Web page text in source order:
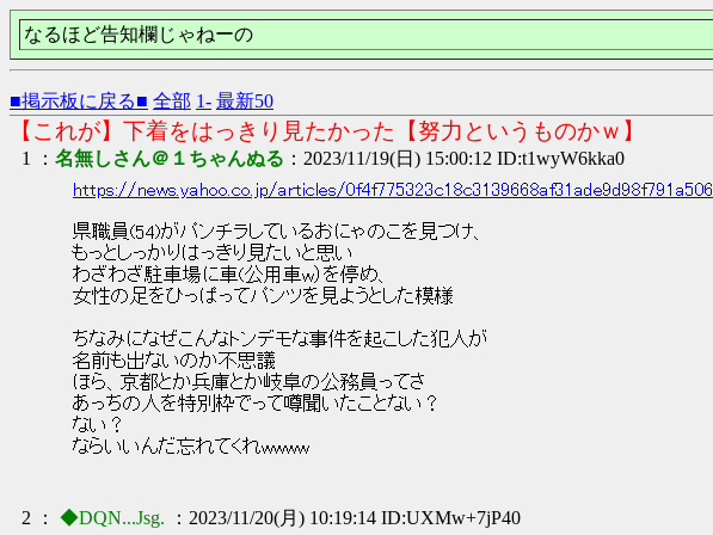
なるほど告知欄じゃねーの
■掲示板に戻る■ 全部 1- 最新50
【これが】下着をはっきり見たかった【努力というものかｗ】
1 ： 名無しさん＠１ちゃんぬる ：2023/11/19(日) 15:00:12 ID:t1wyW6kka0
https://news.yahoo.co.jp/articles/0f4f775323c18c3139668af31ade9d98f791a506
県職員(54)がパンチラしているおにゃのこを見つけ、
もっとしっかりはっきり見たいと思い
わざわざ駐車場に車(公用車w）を停め、
女性の足をひっぱってパンツを見ようとした模様
ちなみになぜこんなトンデモな事件を起こした犯人が
名前も出ないのか不思議
ほら、京都とか兵庫とか岐阜の公務員ってさ
あっちの人を特別枠でって噂聞いたことない？
ない？
ならいいんだ忘れてくれwwww
2 ： ◆DQN...Jsg. ：2023/11/20(月) 10:19:14 ID:UXMw+7jP40